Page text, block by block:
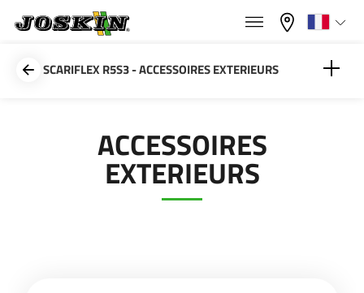
Menu
GAMME
×
×
Sélectionnez votre langue
English
SCARIFLEX R5S3 - ACCESSOIRES EXTERIEURS
ACCESSOIRES
EXTERIEURS